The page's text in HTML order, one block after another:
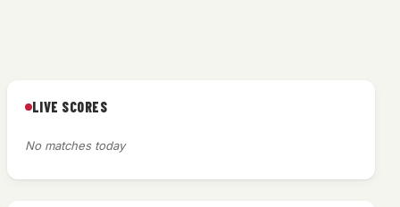
LIVE SCORES
No matches today